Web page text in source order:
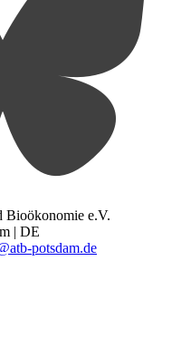
Bioökonomie e.V.
| DE
atb-potsdam.de